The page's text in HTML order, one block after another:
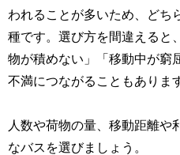
われることが多いため、どち
種です。選び方を間違えると
物が積めない」「移動中が窮
不満につながることもありま
人数や荷物の量、移動距離や
なバスを選びましょう。